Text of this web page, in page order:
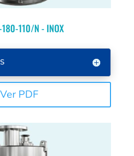
110/N - INOX
Ver PDF